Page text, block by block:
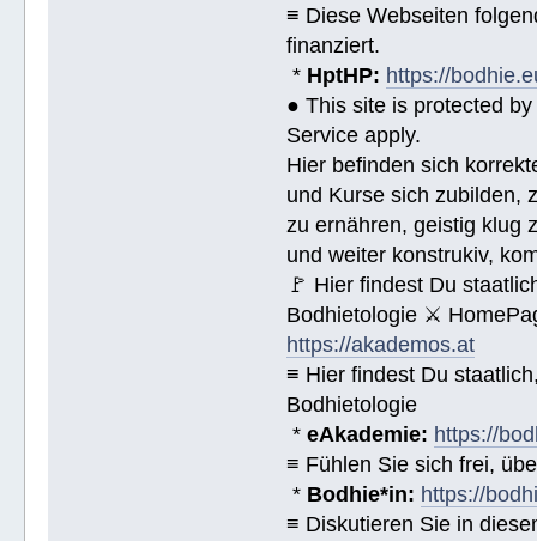
≡ Diese Webseiten
finanziert.
* HptHP: https://
● This site is protected
Service apply.
Hier befinden sich
und Kurse sich zubilden,
zu ernähren, geistig klug
und weiter konstrukiv,
🚩 Hier findest Du
Bodhietologie ⚔
https://akademos.at
≡ Hier findest Du
Bodhietologie
*eAkademie: https://
≡ Fühlen Sie sich frei,
* Bodhie*in: https://
≡ Diskutieren Sie in